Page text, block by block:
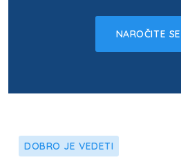
NAROČITE SE
DOBRO JE VEDETI